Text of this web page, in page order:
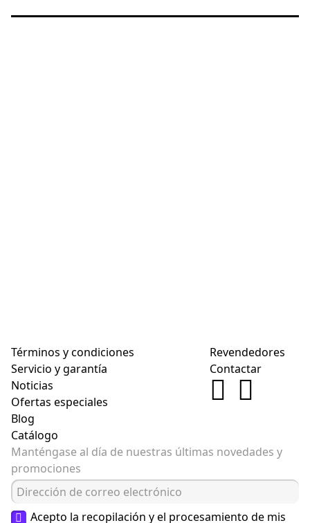
Términos y condiciones
Servicio y garantía
Noticias
Ofertas especiales
Blog
Catálogo
Revendedores
Contactar
Manténgase al día de nuestras últimas novedades y
promociones
Acepto la recopilación y el procesamiento de mis